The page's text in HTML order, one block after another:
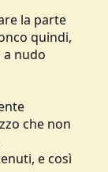
la parte
quindi,
a nudo
che non
e così